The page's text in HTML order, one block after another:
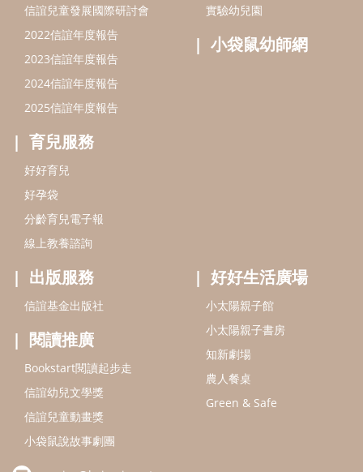
分齡育兒電子報
線上教養諮詢
出版服務
信誼基金出版社
閱讀推廣
Bookstart閱讀起步走
信誼幼兒文學獎
信誼兒童動畫獎
小袋鼠說故事劇團
service@hsin-yi.org.tw
信誼好好育兒
小太陽親子書房
(02)2396-5305轉2345 (週一～週五 9:00～18:00)
認識信誼 合作洽談 智慧財產權聲明
本網站建議使用IE9(含以上)或 Google Chrome 版本瀏覽器
信誼基金會/上誼文化實業股份有限公司 版權所有 ©